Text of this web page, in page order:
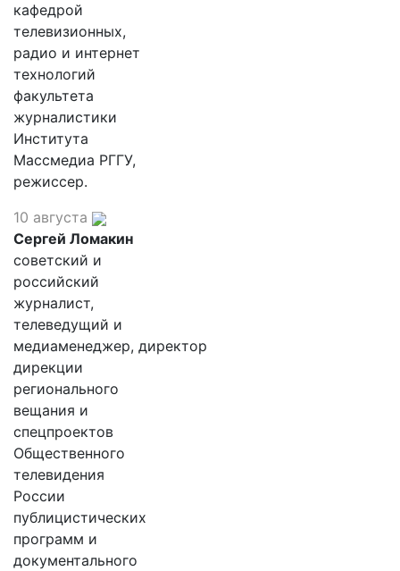
кафедрой
телевизионных,
радио и интернет
технологий
факультета
журналистики
Института
Массмедиа РГГУ,
режиссер.
10 августа
Сергей Ломакин
советский и
российский
журналист,
телеведущий и
медиаменеджер, директор
дирекции
регионального
вещания и
спецпроектов
Общественного
телевидения
России
публицистических
программ и
документального